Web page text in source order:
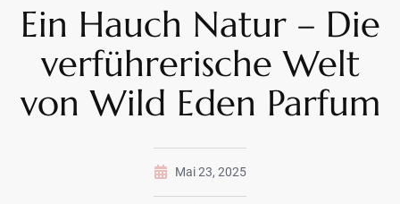
Ein Hauch Natur – Die
verführerische Welt
von Wild Eden Parfum
Mai 23, 2025